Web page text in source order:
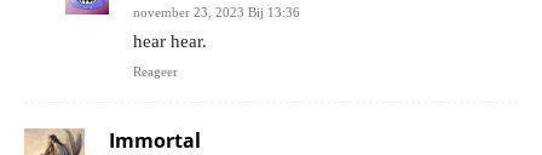
november 23, 2023 Bij 13:36
hear hear.
Reageer
Immortal